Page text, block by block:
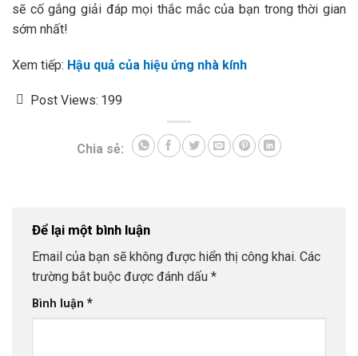
sẽ cố gắng giải đáp mọi thắc mắc của bạn trong thời gian
sớm nhất!
Xem tiếp: Hậu quả của hiệu ứng nhà kính
Post Views: 199
Chia sẻ:
Để lại một bình luận
Email của bạn sẽ không được hiển thị công khai. Các
trường bắt buộc được đánh dấu *
Bình luận *